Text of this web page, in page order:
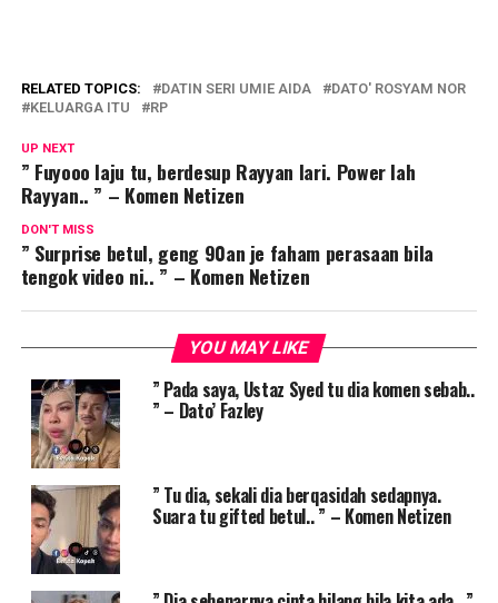
RELATED TOPICS: DATIN SERI UMIE AIDA
DATO' ROSYAM NOR
KELUARGA ITU
RP
UP NEXT
” Fuyooo laju tu, berdesup Rayyan lari. Power lah
Rayyan.. ” – Komen Netizen
DON'T MISS
” Surprise betul, geng 90an je faham perasaan bila
tengok video ni.. ” – Komen Netizen
YOU MAY LIKE
” Pada saya, Ustaz Syed tu dia komen sebab..
” – Dato’ Fazley
” Tu dia, sekali dia berqasidah sedapnya.
Suara tu gifted betul.. ” – Komen Netizen